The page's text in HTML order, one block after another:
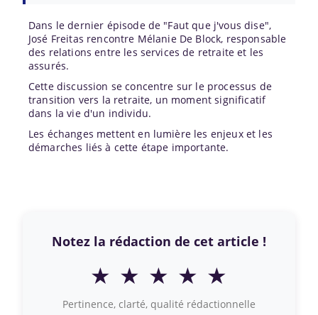
Dans le dernier épisode de "Faut que j'vous dise",
José Freitas rencontre Mélanie De Block, responsable
des relations entre les services de retraite et les
assurés.
Cette discussion se concentre sur le processus de
transition vers la retraite, un moment significatif
dans la vie d'un individu.
Les échanges mettent en lumière les enjeux et les
démarches liés à cette étape importante.
Notez la rédaction de cet article !
★ ★ ★ ★ ★
Pertinence, clarté, qualité rédactionnelle